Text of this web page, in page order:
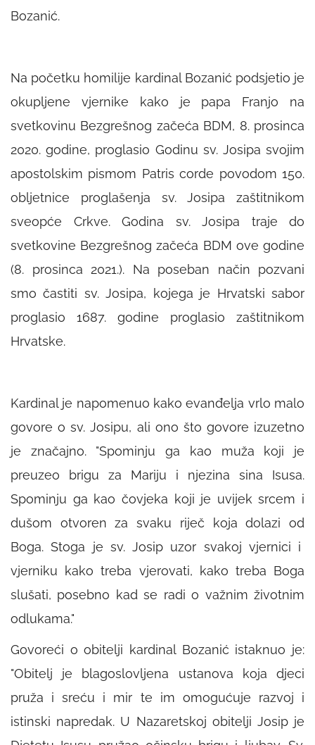
Bozanić.
Na početku homilije kardinal Bozanić podsjetio je
okupljene vjernike kako je papa Franjo na
svetkovinu Bezgrešnog začeća BDM, 8. prosinca
2020. godine, proglasio Godinu sv. Josipa svojim
apostolskim pismom Patris corde povodom 150.
obljetnice proglašenja sv. Josipa zaštitnikom
sveopće Crkve. Godina sv. Josipa traje do
svetkovine Bezgrešnog začeća BDM ove godine
(8. prosinca 2021.). Na poseban način pozvani
smo častiti sv. Josipa, kojega je Hrvatski sabor
proglasio 1687. godine proglasio zaštitnikom
Hrvatske.
Kardinal je napomenuo kako evanđelja vrlo malo
govore o sv. Josipu, ali ono što govore izuzetno
je značajno. "Spominju ga kao muža koji je
preuzeo brigu za Mariju i njezina sina Isusa.
Spominju ga kao čovjeka koji je uvijek srcem i
dušom otvoren za svaku riječ koja dolazi od
Boga. Stoga je sv. Josip uzor svakoj vjernici i
vjerniku kako treba vjerovati, kako treba Boga
slušati, posebno kad se radi o važnim životnim
odlukama."
Govoreći o obitelji kardinal Bozanić istaknuo je:
"Obitelj je blagoslovljena ustanova koja djeci
pruža i sreću i mir te im omogućuje razvoj i
istinski napredak. U Nazaretskoj obitelji Josip je